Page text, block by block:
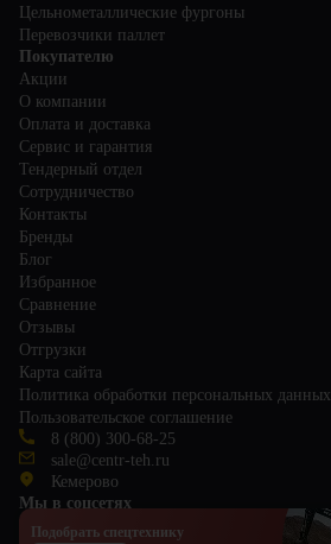
Цельнометаллические фургоны
Перевозчики паллет
Покупателю
Акции
О компании
Оплата и доставка
Сервис и гарантия
Тендерный отдел
Сотрудничество
Контакты
Бренды
Блог
Избранное
Сравнение
Отзывы
Отгрузки
Карта сайта
Политика обработки персональных данных
Пользовательское соглашение
8 (800) 300-68-25
sale@centr-teh.ru
Кемерово
Мы в соцсетях
Подобрать спецтехнику